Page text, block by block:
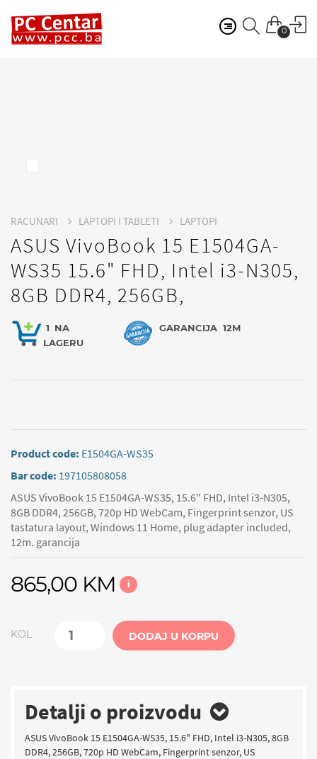
0
RACUNARI LAPTOPI I TABLETI LAPTOPI
ASUS VivoBook 15 E1504GA-
WS35 15.6" FHD, Intel i3-N305,
8GB DDR4, 256GB,
1 NA
LAGERU
GARANCIJA 12M
Product code: E1504GA-WS35
Bar code: 197105808058
ASUS VivoBook 15 E1504GA-WS35, 15.6" FHD, Intel i3-N305,
8GB DDR4, 256GB, 720p HD WebCam, Fingerprint senzor, US
tastatura layout, Windows 11 Home, plug adapter included,
12m. garancija
865,00 KM i
KOL DODAJ U KORPU
Detalji o proizvodu
ASUS VivoBook 15 E1504GA-WS35, 15.6" FHD, Intel i3-N305, 8GB
DDR4, 256GB, 720p HD WebCam, Fingerprint senzor, US